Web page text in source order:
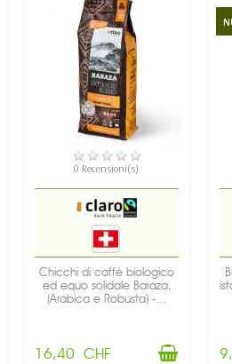
DISPONIBILE
0 Recensioni(s)
Chicchi di caffè biologico
ed equo solidale Baraza,
(Arabica e Robusta) -...
16,40 CHF